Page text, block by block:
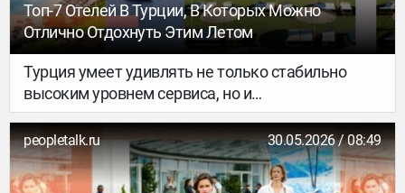
Топ-7 Отелей В Турции, В Которых Можно
Отлично Отдохнуть Этим Летом
Турция умеет удивлять не только стабильно
высоким уровнем сервиса, но и
завораживающими пейзажами: лазурными
морскими волнами, золотистыми закатами над
древними постройками и величественными
горными массивами. А если совместить эти два
peopletalk.ru 30.05.2026 / 08:49